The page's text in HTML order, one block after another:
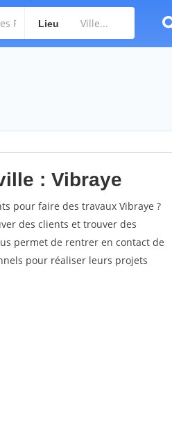
Lieu
: Vibraye
pour faire des travaux Vibraye ?
des clients et trouver des
permet de rentrer en contact de
pour réaliser leurs projets